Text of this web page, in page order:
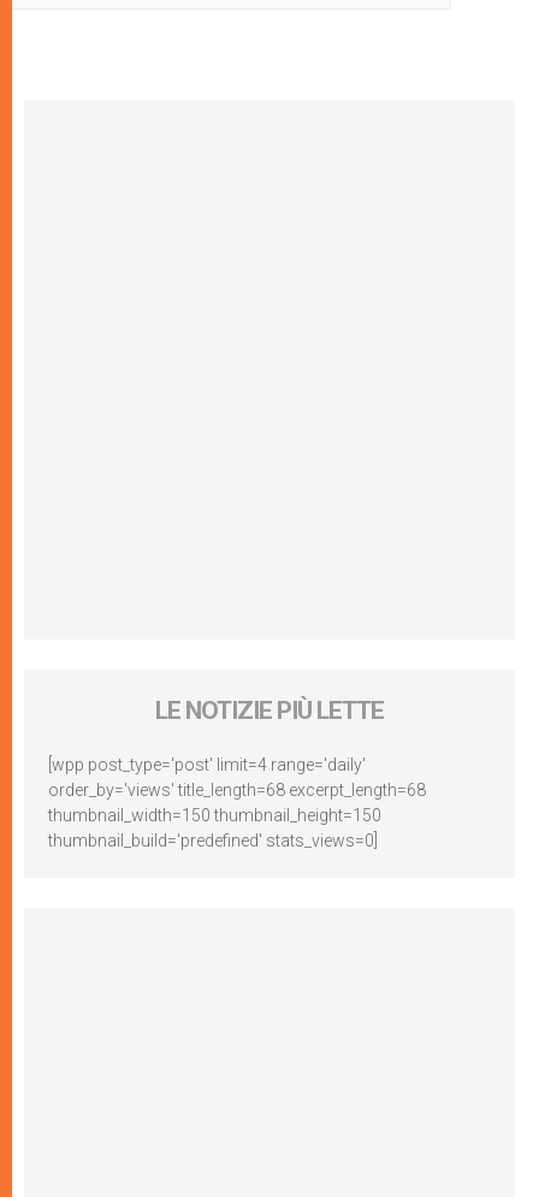
LE NOTIZIE PIÙ LETTE
[wpp post_type='post' limit=4 range='daily'
order_by='views' title_length=68 excerpt_length=68
thumbnail_width=150 thumbnail_height=150
thumbnail_build='predefined' stats_views=0]